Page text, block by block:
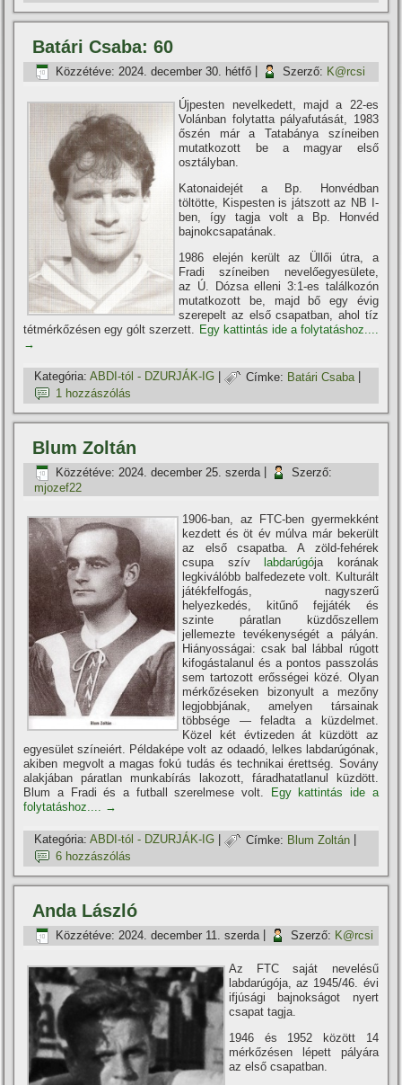
Batári Csaba: 60
Közzétéve: 2024. december 30. hétfő Szerző: K@rcsi
Újpesten nevelkedett, majd a 22-es
Volánban folytatta pályafutását, 1983
őszén már a Tatabánya szí­neiben
mutatkozott be a magyar első
osztályban.
Katonaidejét a Bp. Honvédban
töltötte, Kispesten is játszott az NB I-
ben, í­gy tagja volt a Bp. Honvéd
bajnokcsapatának.
1986 elején került az Üllői útra, a
Fradi szí­neiben nevelőegyesülete,
az Ú. Dózsa elleni 3:1-es találkozón
mutatkozott be, majd bő egy évig
szerepelt az első csapatban, ahol tí­z
tétmérkőzésen egy gólt szerzett. Egy kattintás ide a folytatáshoz....
→
Kategória: ABDI-tól - DZURJÁK-IG | Címke: Batári Csaba
1 hozzászólás
Blum Zoltán
Közzétéve: 2024. december 25. szerda
Szerző:
mjozef22
1906-ban, az FTC-ben gyermekként
kezdett és öt év múlva már bekerült
az első csapatba. A zöld-fehérek
csupa szí­v
labdarúgója korának
legkiválóbb balfedezete volt. Kulturált
játékfelfogás, nagyszerű
helyezkedés, kitűnő fejjáték és
szinte páratlan küzdőszellem
jellemezte tevékenységét a pályán.
Hiányosságai: csak bal lábbal rúgott
kifogástalanul és a pontos passzolás
sem tartozott erősségei közé. Olyan
mérkőzéseken bizonyult a mezőny
legjobbjának, amelyen társainak
többsége — feladta a küzdelmet.
Közel két évtizeden át küzdött az
egyesület szí­neiért. Példaképe volt az odaadó, lelkes labdarúgónak,
akiben megvolt a magas fokú tudás és technikai érettség. Sovány
alakjában páratlan munkabí­rás lakozott, fáradhatatlanul küzdött.
Blum a Fradi és a futball szerelmese volt.
Egy kattintás ide a
folytatáshoz.... →
Kategória: ABDI-tól - DZURJÁK-IG | Címke: Blum Zoltán
6 hozzászólás
Anda László
Közzétéve: 2024. december 11. szerda Szerző: K@rcsi
Az FTC saját nevelésű
labdarúgója, az 1945/46. évi
ifjúsági bajnokságot nyert
csapat tagja.
1946 és 1952 között 14
mérkőzésen lépett pályára
az első csapatban.